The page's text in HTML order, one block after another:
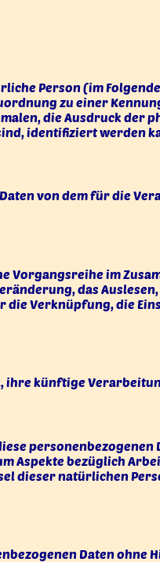
Person (im
zu einer
die Ausdruck der
identifiziert werden
von dem für die
im
das
Verknüpfung, die
ihre künftige
personenbezogenen
Aspekte bezüglich
dieser natürlichen
Daten ohne